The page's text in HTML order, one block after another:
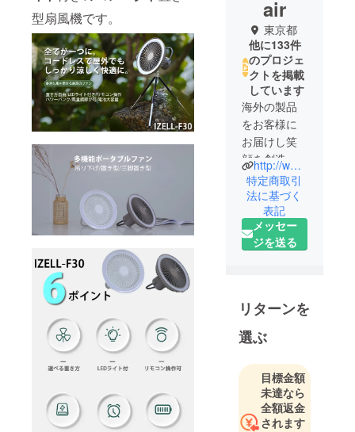
型扇風機です。
air
東京都
他に133件
のプロジェ
クトを掲載
しています
海外の製品
をお客様に
お届けし笑
顔を創造す
るのが私た
ちの会社の
使命です。
常により良
ける商品を
世界中から
探してまい
特商法表記
事業者の名
称:株式会社
http://www.belleclair.co.jp/
特定商取引
法に基づく
表記
メッセー
ジを送る
リターンを
選ぶ
目標金額
未達なら
全額返金
されます